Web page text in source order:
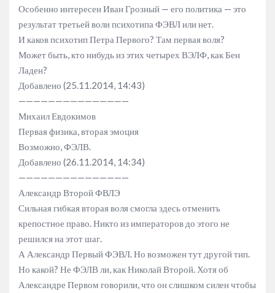
Особенно интересен Иван Грозный — его политика — это
результат третьей воли психотипа ФЭВЛ или нет.
И каков психотип Петра Первого? Там первая воля?
Может быть, кто нибудь из этих четырех ВЭЛФ, как Бен
Ладен?
Добавлено (25.11.2014, 14:43)
———————————————
Михаил Евдокимов
Первая физика, вторая эмоция
Возможно, ФЭЛВ.
Добавлено (26.11.2014, 14:34)
———————————————
Александр Второй ФВЛЭ
Сильная гибкая вторая воля смогла здесь отменить
крепостное право. Никто из императоров до этого не
решился на этот шаг.
А Александр Первый ФЭВЛ. Но возможен тут другой тип.
Но какой? Не ФЭЛВ ли, как Николай Второй. Хотя об
Александре Первом говорили, что он слишком силен чтобы